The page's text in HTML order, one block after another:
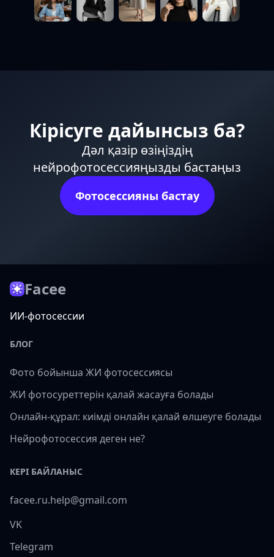
Кірісуге дайынсыз ба?
Дәл қазір өзіңіздің
нейрофотосессияңызды бастаңыз
Фотосессияны бастау
Facee
ИИ-фотосессии
БЛОГ
Фото бойынша ЖИ фотосессиясы
ЖИ фотосуреттерін қалай жасауға болады
Онлайн-құрал: киімді онлайн қалай өлшеуге болады
Нейрофотосессия деген не?
КЕРІ БАЙЛАНЫС
facee.ru.help@gmail.com
VK
Telegram